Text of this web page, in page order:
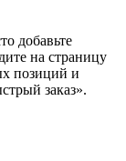
добавьте
на страницу
позиций и
заказ».